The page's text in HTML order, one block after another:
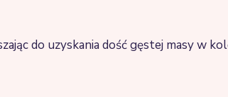
do uzyskania dość gęstej masy w